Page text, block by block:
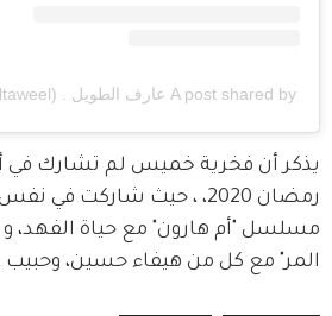
A post shared by عارف الطويل . Aref Altawel (@aref_altaweel)
يذكر أن فخرية خميس لم تشارك في
رمضان 2020، ، حيث شاركت
مسلسل "أم هارون" مع حياة
المر" مع كل من هيفاء حسين، وحبيب